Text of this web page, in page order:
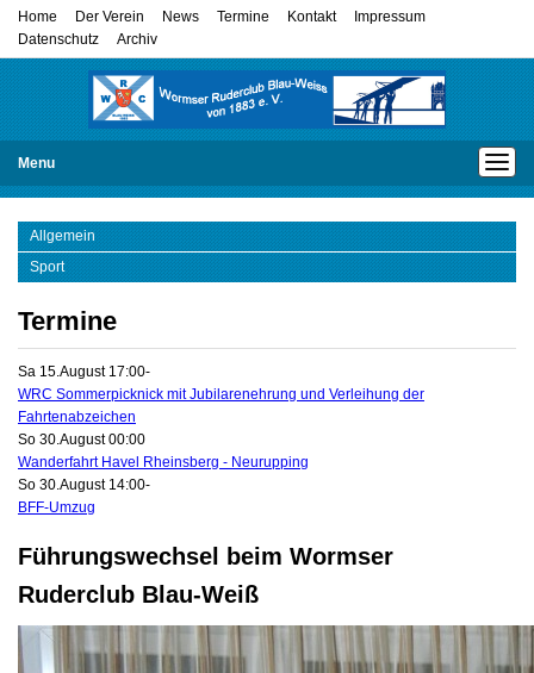
Home Der Verein News Termine Kontakt
Impressum
Datenschutz
Archiv
Menu
Allgemein
Sport
Termine
Sa 15.August 17:00-
WRC Sommerpicknick mit Jubilarenehrung und Verleihung der
Fahrtenabzeichen
So 30.August 00:00
Wanderfahrt Havel Rheinsberg - Neurupping
So 30.August 14:00-
BFF-Umzug
Führungswechsel beim Wormser
Ruderclub Blau-Weiß